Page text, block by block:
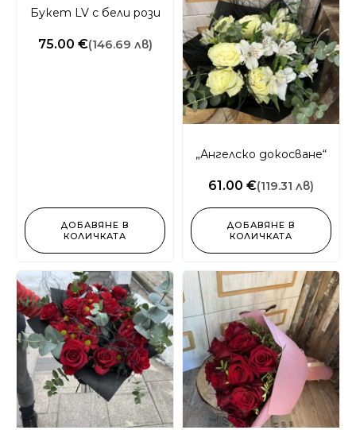
Букет LV с бели рози
75.00 €(146.69 лв)
ДОБАВЯНЕ В
КОЛИЧКАТА
„Ангелско докосване“
61.00 €(119.31 лв)
ДОБАВЯНЕ В
КОЛИЧКАТА